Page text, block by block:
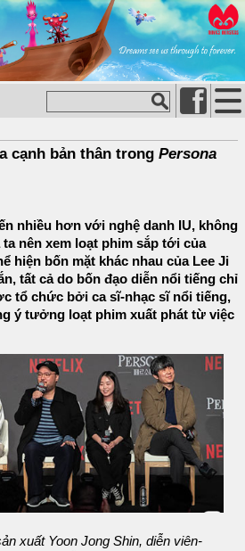
cạnh bản thân trong Persona
nhiều hơn với nghệ danh IU, không
nên xem loạt phim sắp tới của
hiện bốn mặt khác nhau của Lee Ji
tất cả do bốn đạo diễn nổi tiếng chỉ
tổ chức bởi ca sĩ-nhạc sĩ nổi tiếng,
ý tưởng loạt phim xuất phát từ việc
xuất Yoon Jong Shin, diễn viên-